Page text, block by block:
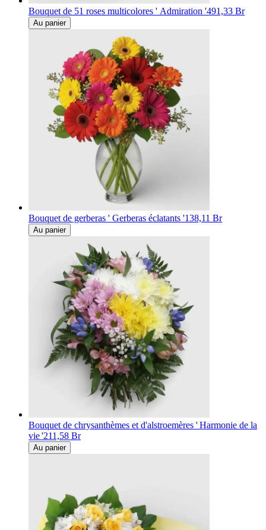
Bouquet de 51 roses multicolores ' Admiration '491,33 Br
Au panier
Bouquet de gerberas ' Gerberas éclatants '138,11 Br
Au panier
Bouquet de chrysanthèmes et d'alstroemères ' Harmonie de la
vie '211,58 Br
Au panier